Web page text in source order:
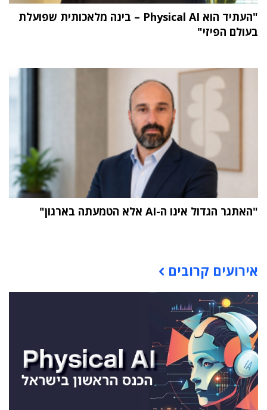
"העתיד הוא Physical AI – בינה מלאכותית שפועלת
בעולם הפיזי"
"האתגר הגדול אינו ה-AI אלא הטמעתה בארגון"
אירועים קרובים